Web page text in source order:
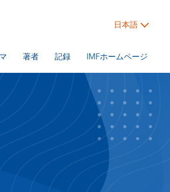
日本語
著者 記録 IMFホームページ